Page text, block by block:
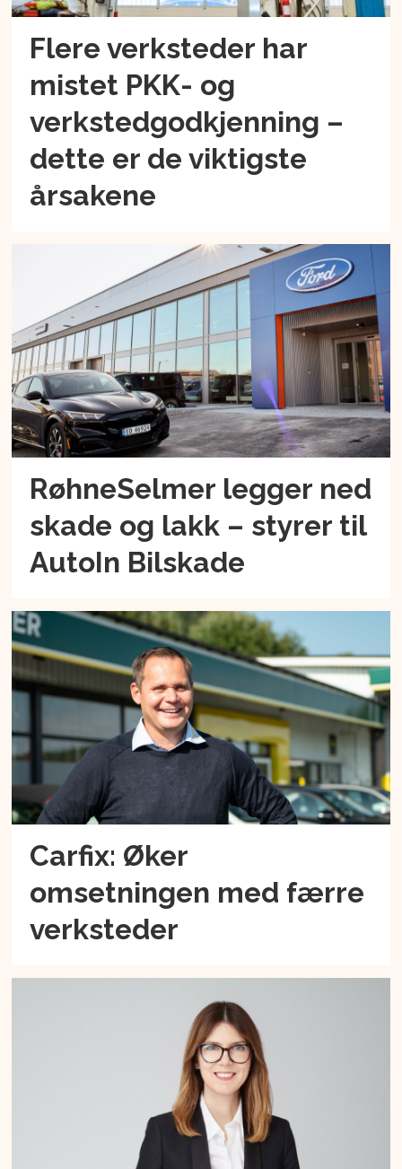
Flere verksteder har
mistet PKK- og
verkstedgodkjenning –
dette er de viktigste
årsakene
RøhneSelmer legger ned
skade og lakk – styrer til
AutoIn Bilskade
Carfix: Øker
omsetningen med færre
verksteder